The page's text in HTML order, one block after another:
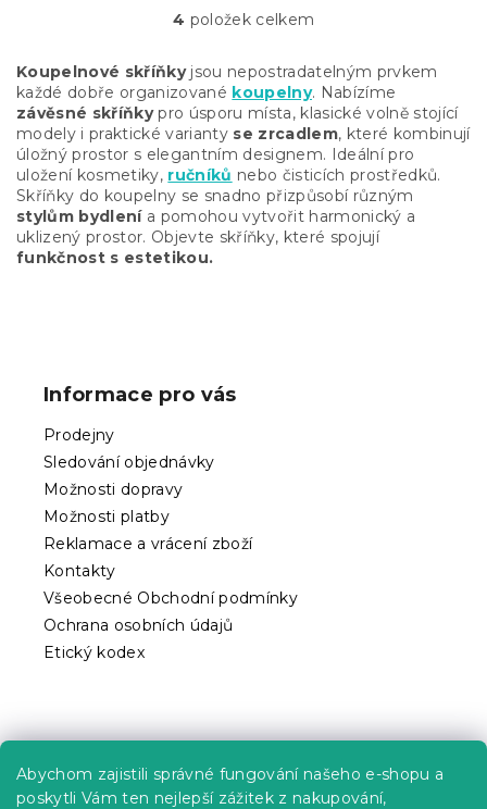
Abychom zajistili správné fungování našeho e-shopu a
poskytli Vám ten nejlepší zážitek z nakupování,
O
l
á
d
a
c
í
p
r
v
4 položek celkem
Koupelnové skříňkyjsou nepostradatelným prvkem
každé dobře organizované koupelny. Nabízíme
závěsné skříňkypro úsporu místa, klasické volně stojící
modely i praktické varianty se zrcadlem, které kombinují
úložný prostor s elegantním designem. Ideální pro
uložení kosmetiky, ručníků nebo čisticích prostředků.
Skříňky do koupelny se snadno přizpůsobí různým
stylům bydlenía pomohou vytvořit harmonický a
uklizený prostor. Objevte skříňky, které spojují
funkčnost s estetikou.
Informace pro vás
Prodejny
Sledování objednávky
Možnosti dopravy
Možnosti platby
Reklamace a vrácení zboží
Kontakty
Všeobecné Obchodní podmínky
Ochrana osobních údajů
Etický kodex
Kariéra